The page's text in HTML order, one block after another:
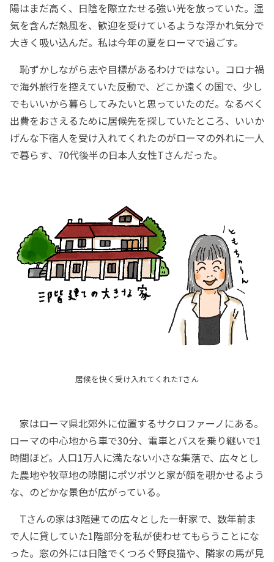
陽はまだ高く、日陰を際立たせる強い光を放っていた。湿
気を含んだ熱風を、歓迎を受けているような浮かれ気分で
大きく吸い込んだ。私は今年の夏をローマで過ごす。
恥ずかしながら志や目標があるわけではない。コロナ禍
で海外旅行を控えていた反動で、どこか遠くの国で、少し
でもいいから暮らしてみたいと思っていたのだ。なるべく
出費をおさえるために居候先を探していたところ、いいか
げんな下宿人を受け入れてくれたのがローマの外れに一人
で暮らす、70代後半の日本人女性Tさんだった。
居候を快く受け入れてくれたTさん
家はローマ県北郊外に位置するサクロファーノにある。
ローマの中心地から車で30分、電車とバスを乗り継いで1
時間ほど。人口1万人に満たない小さな集落で、広々とし
た農地や牧草地の隙間にポツポツと家が顔を覗かせるよう
な、のどかな景色が広がっている。
Tさんの家は3階建ての広々とした一軒家で、数年前ま
で人に貸していた1階部分を私が使わせてもらうことにな
った。窓の外には日陰でくつろぐ野良猫や、隣家の馬が見